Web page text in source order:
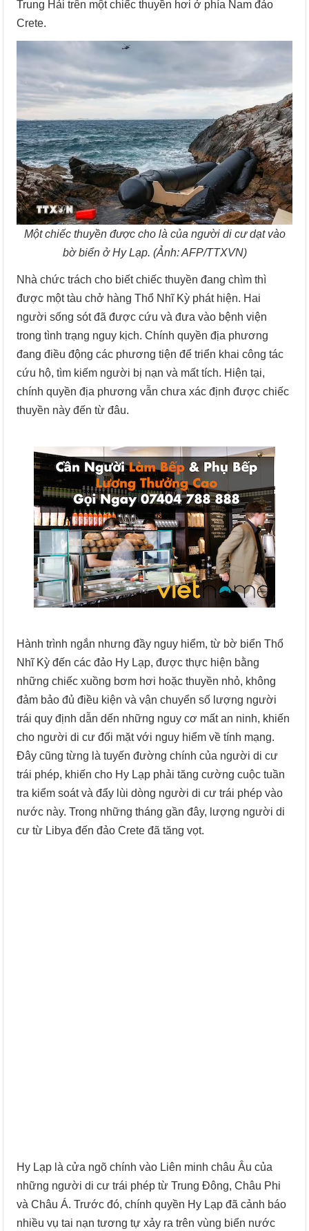
Trung Hải trên một chiếc thuyền hơi ở phía Nam đảo
Crete.
Một chiếc thuyền được cho là của người di cư dạt vào
bờ biển ở Hy Lạp. (Ảnh: AFP/TTXVN)
Nhà chức trách cho biết chiếc thuyền đang chìm thì
được một tàu chở hàng Thổ Nhĩ Kỳ phát hiện. Hai
người sống sót đã được cứu và đưa vào bệnh viện
trong tình trạng nguy kịch. Chính quyền địa phương
đang điều động các phương tiện để triển khai công tác
cứu hộ, tìm kiếm người bị nạn và mất tích. Hiện tại,
chính quyền địa phương vẫn chưa xác định được chiếc
thuyền này đến từ đâu.
Hành trình ngắn nhưng đầy nguy hiểm, từ bờ biển Thổ
Nhĩ Kỳ đến các đảo Hy Lạp, được thực hiện bằng
những chiếc xuồng bơm hơi hoặc thuyền nhỏ, không
đảm bảo đủ điều kiện và vận chuyển số lượng người
trái quy định dẫn dến những nguy cơ mất an ninh, khiến
cho người di cư đối mặt với nguy hiểm về tính mạng.
Đây cũng từng là tuyến đường chính của người di cư
trái phép, khiến cho Hy Lạp phải tăng cường cuộc tuần
tra kiểm soát và đẩy lùi dòng người di cư trái phép vào
nước này. Trong những tháng gần đây, lượng người di
cư từ Libya đến đảo Crete đã tăng vọt.
Hy Lạp là cửa ngõ chính vào Liên minh châu Âu của
những người di cư trái phép từ Trung Đông, Châu Phi
và Châu Á. Trước đó, chính quyền Hy Lạp đã cảnh báo
nhiều vụ tai nạn tương tự xảy ra trên vùng biển nước